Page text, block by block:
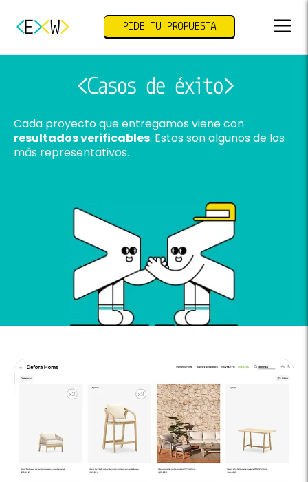
E W PIDE TU PROPUESTA
Casos de éxito
Cada proyecto que entregamos viene con
resultados verificables. Estos son algunos de los
más representativos.